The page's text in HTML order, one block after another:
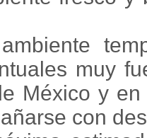
muy
México y
con